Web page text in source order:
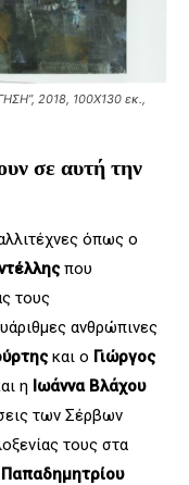
2018, 100Χ130 εκ.,
σε αυτή την
όπως ο
που
τους
ανθρώπινες
και ο Γιώργος
η Ιωάννα Βλάχου
των Σέρβων
τους στα